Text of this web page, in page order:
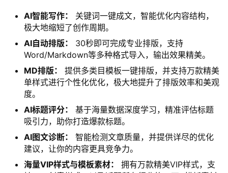
AI智能写作：
关键词一键成文，智能优化内容结构，
极大地缩短了创作周期。
AI自动排版：
30秒即可完成专业排版，支持
Word/Markdown等多种格式导入，输出效果精美。
MD排版：
提供多类目模板一键排版，并支持万款精美
单样式进行个性化优化，极大地提升了排版效率和美观
度。
AI标题评分：
基于海量数据深度学习，精准评估标题
吸引力，助你打造爆款标题。
AI图文诊断：
智能检测文章质量，并提供详尽的优化
建议，让你的内容更具竞争力。
海量VIP样式与模板素材：
拥有万款精美VIP样式，支